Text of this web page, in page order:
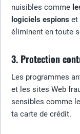
nuisibles comme
logiciels espions et
éliminent en toute
3. Protection
Les programmes
et les sites Web
sensibles comme
ta carte de crédit.